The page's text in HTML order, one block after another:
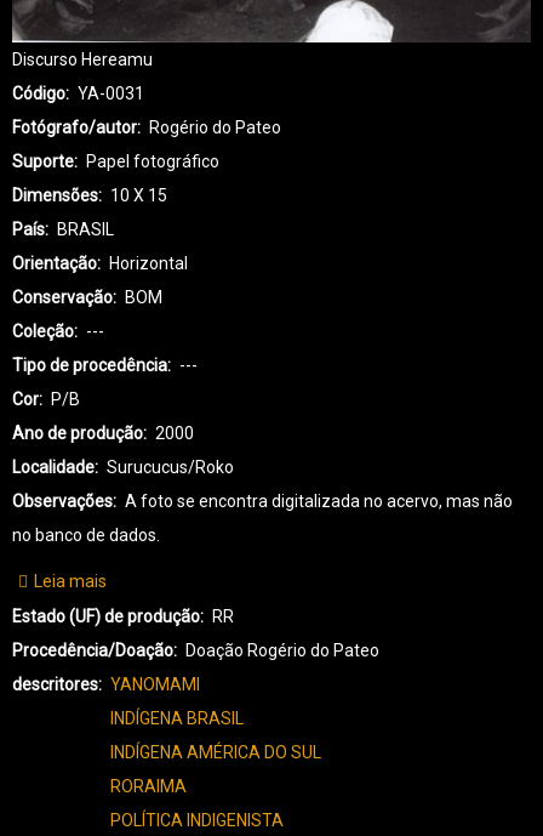
Discurso Hereamu
Código
YA-0031
Fotógrafo/autor
Rogério do Pateo
Suporte
Papel fotográfico
Dimensões
10 X 15
País
BRASIL
Orientação
Horizontal
Conservação
BOM
Coleção
---
Tipo de procedência
---
Cor
P/B
Ano de produção
2000
Localidade
Surucucus/Roko
Observações
A foto se encontra digitalizada no acervo, mas não
no banco de dados.
Leia mais
YA-
YANOMAMI-
0031
Estado (UF) de produção
RR
Procedência/Doação
Doação Rogério do Pateo
descritores
YANOMAMI
INDÍGENA BRASIL
INDÍGENA AMÉRICA DO SUL
RORAIMA
POLÍTICA INDIGENISTA